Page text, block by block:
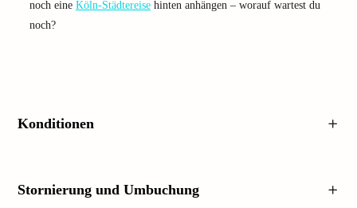
noch eine Köln-Städtereise hinten anhängen – worauf wartest du
noch?
Konditionen
Stornierung und Umbuchung